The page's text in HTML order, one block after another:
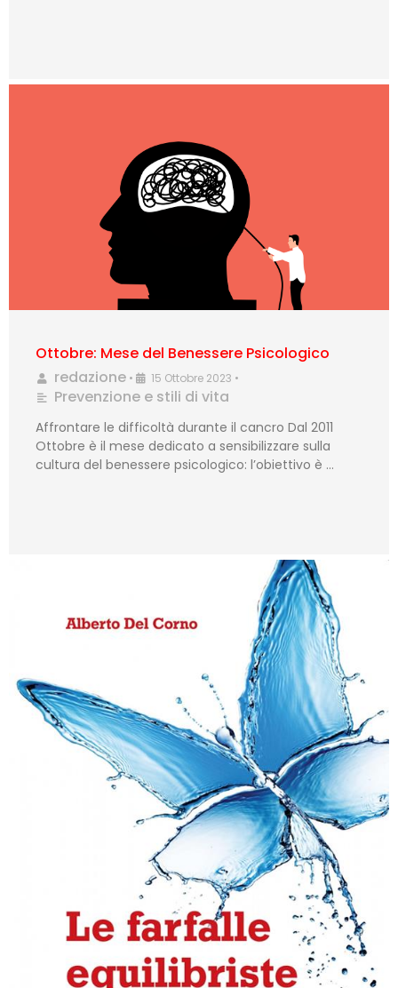
Ottobre: Mese del Benessere Psicologico
redazione • 15 Ottobre 2023 •
Prevenzione e stili di vita
Affrontare le difficoltà durante il cancro Dal 2011
Ottobre è il mese dedicato a sensibilizzare sulla
cultura del benessere psicologico: l’obiettivo è …